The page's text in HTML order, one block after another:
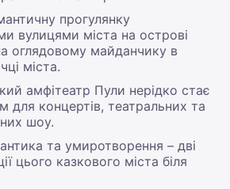
прогулянку
вулицями міста на острові
оглядовому майданчику в
міста.
амфітеатр Пули нерідко стає
для концертів, театральних та
шоу.
та умиротворення – дві
цього казкового міста біля